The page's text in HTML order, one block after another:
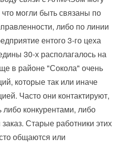
могли быть связаны по
либо по линии
ентого 3-го цеха
30-х располагалось на
в районе "Сокола" очень
которые так или иначе
Часто они контактируют,
либо конкурентами, либо
Старые работники этих
общаются или